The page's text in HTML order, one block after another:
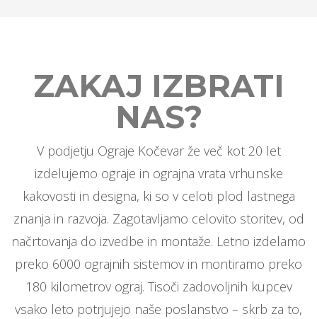
ZAKAJ IZBRATI
NAS?
V podjetju Ograje Kočevar že več kot 20 let
izdelujemo ograje in ograjna vrata vrhunske
kakovosti in designa, ki so v celoti plod lastnega
znanja in razvoja. Zagotavljamo celovito storitev, od
načrtovanja do izvedbe in montaže. Letno izdelamo
preko 6000 ograjnih sistemov in montiramo preko
180 kilometrov ograj. Tisoči zadovoljnih kupcev
vsako leto potrjujejo naše poslanstvo – skrb za to,